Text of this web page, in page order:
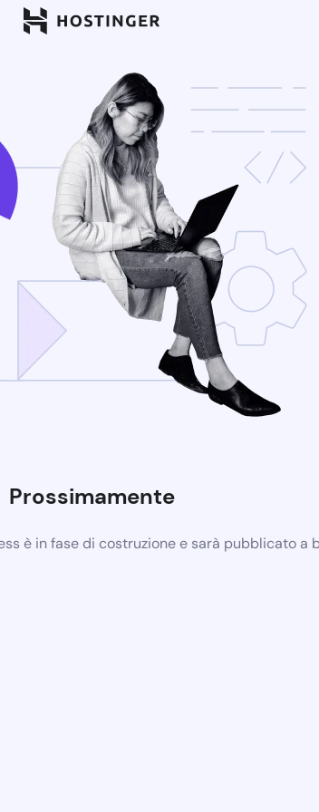
Prossimamente
è in fase di costruzione e sarà pubblicato a